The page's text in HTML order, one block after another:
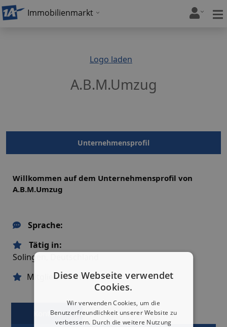
Immobilienmarkt
Logo laden
A.B.M.Umzug
Unternehmensprofil
Willkommen auf dem Unternehmensprofil von
A.B.M.Umzug
Sprache:
Tätig in:
Solingen, Deutschland
Mitgliedschaften:
Kontakt Karte
Diese Webseite verwendet
Cookies.
Wir verwenden Cookies, um die
Benutzerfreundlichkeit unserer Website zu
verbessern. Durch die weitere Nutzung